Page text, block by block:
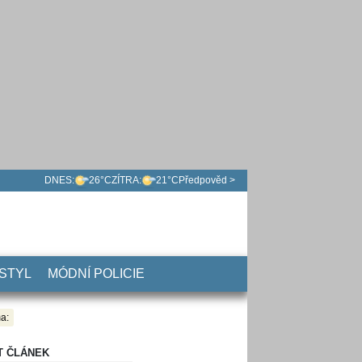
DNES: 26°CZÍTRA: 21°C Předpověd >
MÓDNÍ POLICIE
ČLÁNEK